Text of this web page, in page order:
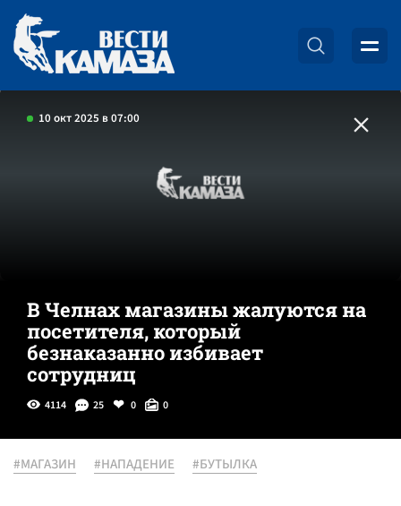
10 окт 2025 в 07:00
В Челнах магазины жалуются на
посетителя, который
безнаказанно избивает
сотрудниц
4114 25 0 0
#МАГАЗИН #НАПАДЕНИЕ #БУТЫЛКА